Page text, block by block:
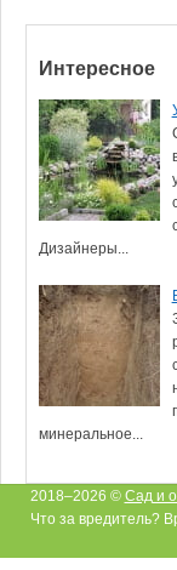
Интересное
Дизайнеры...
минеральное...
2018–2026 © Сад и
Что за вредитель?